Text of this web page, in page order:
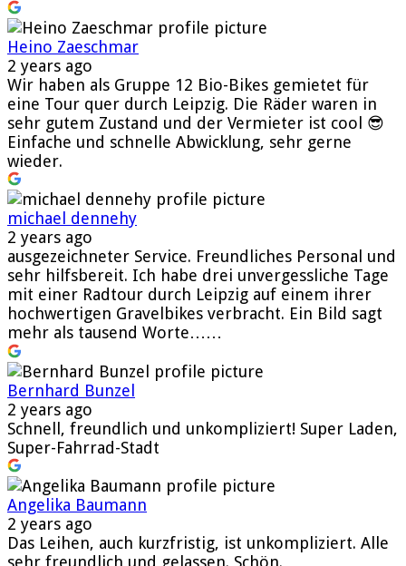
Heino Zaeschmar
2 years ago
Wir haben als Gruppe 12 Bio-Bikes gemietet für
eine Tour quer durch Leipzig. Die Räder waren in
sehr gutem Zustand und der Vermieter ist cool 😎
Einfache und schnelle Abwicklung, sehr gerne
wieder.
michael dennehy
2 years ago
ausgezeichneter Service. Freundliches Personal und
sehr hilfsbereit. Ich habe drei unvergessliche Tage
mit einer Radtour durch Leipzig auf einem ihrer
hochwertigen Gravelbikes verbracht. Ein Bild sagt
mehr als tausend Worte……
Bernhard Bunzel
2 years ago
Schnell, freundlich und unkompliziert! Super Laden,
Super-Fahrrad-Stadt
Angelika Baumann
2 years ago
Das Leihen, auch kurzfristig, ist unkompliziert. Alle
sehr freundlich und gelassen. Schön.